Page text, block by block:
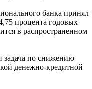
банка принял
процента годовых
в распространенном
задача по снижению
денежно-кредитной